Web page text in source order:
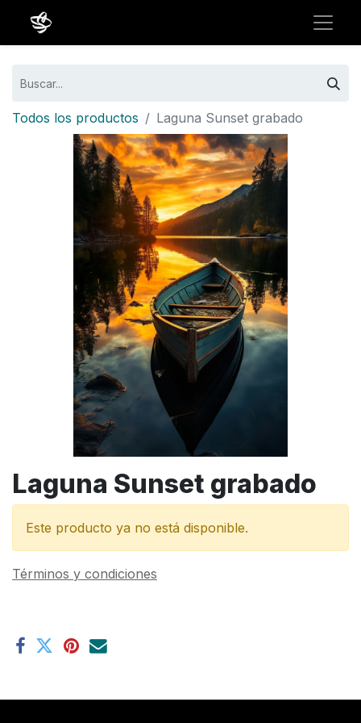
Todos los productos Laguna Sunset grabado
Laguna Sunset grabado
Este producto ya no está disponible.
Términos y condiciones